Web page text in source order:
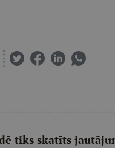
tiks skatīts